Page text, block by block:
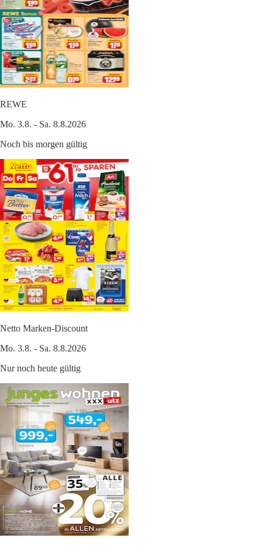
REWE
Mo. 3.8. - Sa. 8.8.2026
Noch bis morgen gültig
Netto Marken-Discount
Mo. 3.8. - Sa. 8.8.2026
Nur noch heute gültig